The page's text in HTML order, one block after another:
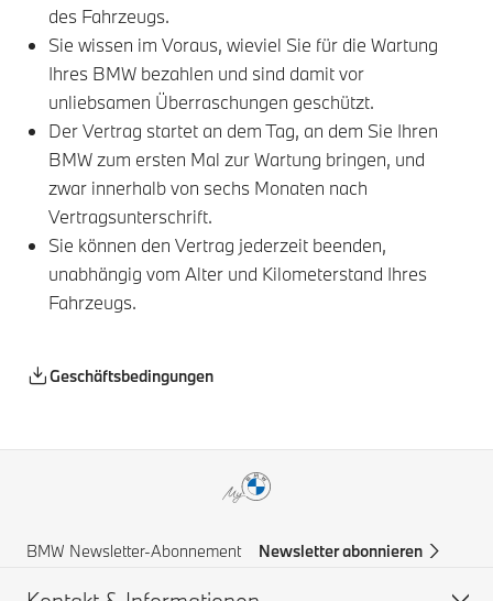
des Fahrzeugs.
Sie wissen im Voraus, wieviel Sie für die Wartung
Ihres BMW bezahlen und sind damit vor
unliebsamen Überraschungen geschützt.
Der Vertrag startet an dem Tag, an dem Sie Ihren
BMW zum ersten Mal zur Wartung bringen, und
zwar innerhalb von sechs Monaten nach
Vertragsunterschrift.
Sie können den Vertrag jederzeit beenden,
unabhängig vom Alter und Kilometerstand Ihres
Fahrzeugs.
Geschäftsbedingungen
BMW Newsletter-Abonnement Newsletter abonnieren